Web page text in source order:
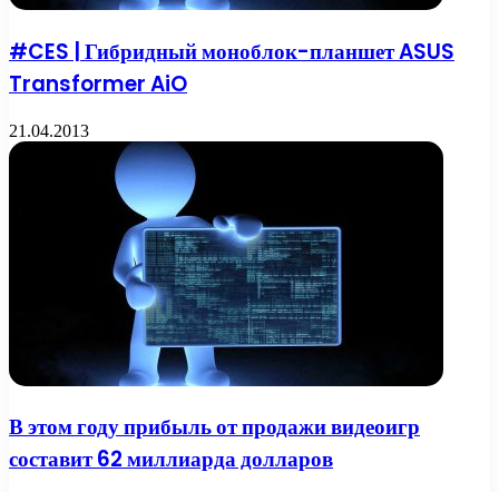
#CES | Гибридный моноблок-планшет ASUS
Transformer AiO
21.04.2013
В этом году прибыль от продажи видеоигр
составит 62 миллиарда долларов